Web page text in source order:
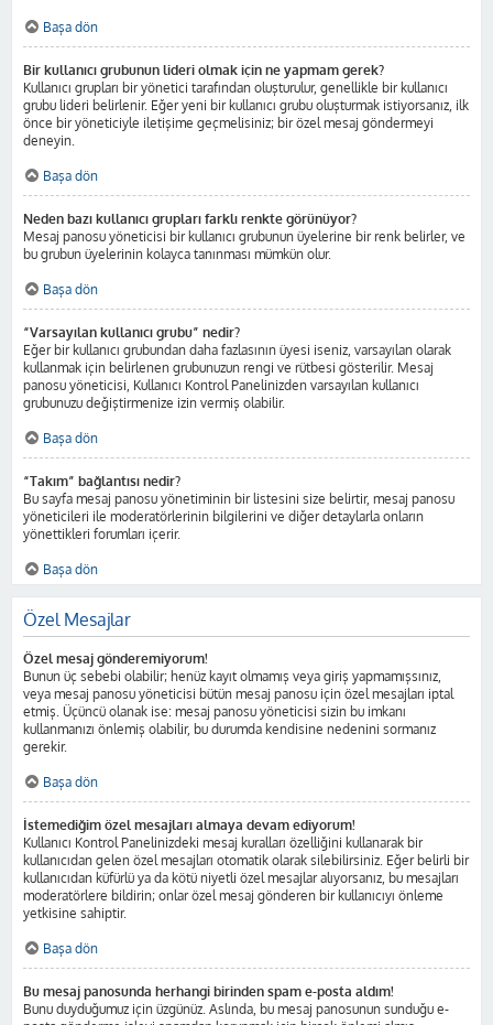
Başa dön
Bir kullanıcı grubunun lideri olmak için ne yapmam gerek?
Kullanıcı grupları bir yönetici tarafından oluşturulur, genellikle bir kullanıcı
grubu lideri belirlenir. Eğer yeni bir kullanıcı grubu oluşturmak istiyorsanız, ilk
önce bir yöneticiyle iletişime geçmelisiniz; bir özel mesaj göndermeyi
deneyin.
Başa dön
Neden bazı kullanıcı grupları farklı renkte görünüyor?
Mesaj panosu yöneticisi bir kullanıcı grubunun üyelerine bir renk belirler, ve
bu grubun üyelerinin kolayca tanınması mümkün olur.
Başa dön
“Varsayılan kullanıcı grubu” nedir?
Eğer bir kullanıcı grubundan daha fazlasının üyesi iseniz, varsayılan olarak
kullanmak için belirlenen grubunuzun rengi ve rütbesi gösterilir. Mesaj
panosu yöneticisi, Kullanıcı Kontrol Panelinizden varsayılan kullanıcı
grubunuzu değiştirmenize izin vermiş olabilir.
Başa dön
“Takım” bağlantısı nedir?
Bu sayfa mesaj panosu yönetiminin bir listesini size belirtir, mesaj panosu
yöneticileri ile moderatörlerinin bilgilerini ve diğer detaylarla onların
yönettikleri forumları içerir.
Başa dön
Özel Mesajlar
Özel mesaj gönderemiyorum!
Bunun üç sebebi olabilir; henüz kayıt olmamış veya giriş yapmamışsınız,
veya mesaj panosu yöneticisi bütün mesaj panosu için özel mesajları iptal
etmiş. Üçüncü olanak ise: mesaj panosu yöneticisi sizin bu imkanı
kullanmanızı önlemiş olabilir, bu durumda kendisine nedenini sormanız
gerekir.
Başa dön
İstemediğim özel mesajları almaya devam ediyorum!
Kullanıcı Kontrol Panelinizdeki mesaj kuralları özelliğini kullanarak bir
kullanıcıdan gelen özel mesajları otomatik olarak silebilirsiniz. Eğer belirli bir
kullanıcıdan küfürlü ya da kötü niyetli özel mesajlar alıyorsanız, bu mesajları
moderatörlere bildirin; onlar özel mesaj gönderen bir kullanıcıyı önleme
yetkisine sahiptir.
Başa dön
Bu mesaj panosunda herhangi birinden spam e-posta aldım!
Bunu duyduğumuz için üzgünüz. Aslında, bu mesaj panosunun sunduğu e-